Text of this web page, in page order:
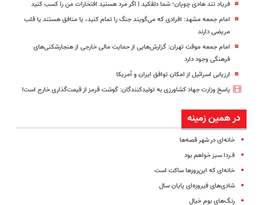
فریاد تند هادی چوپان؛‌ شما دلقکید | اگر مرد هستید افتخارات من را کسب کنید
امام جمعه مشهد: افرادی که می‌گویند جنگ را تمام کنید، یا منافق هستند یا قلب
مریضی دارند
امام جمعه موقت تهران: گزارش‌هایی از حمایت مالی خارجی از هنجارشکنی‌های
فرهنگی وجود دارد
ارزیابی اسرائیل از امکان توافق ایران و آمریکا
پاسخ وزارت جهاد کشاورزی به تولیدکنندگان: گوشت قرمز از قیمت‌گذاری خارج است!
در همین زمینه
خانه‌ای در شهر قصه‌ها
فـردا سبز خواهم بود
خانه‌ای که این‌روزها ساکت است
شادی‌های فیروزه‌ای پایان سال
رنـگ‌های بوم خیال